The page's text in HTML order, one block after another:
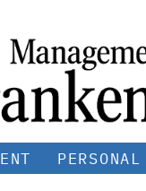
PERSONAL